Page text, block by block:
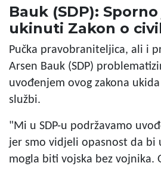
Bauk (SDP):
ukinuti Zakon o
Pučka pravobraniteljica, ali i
Arsen Bauk (SDP)
uvođenjem ovog zakona
službi.
"Mi u SDP-u podržavamo
jer smo vidjeli opasnost da bi
mogla biti vojska bez vojnika.